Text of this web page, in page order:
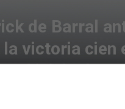
de Barral
la victoria cien
el inicio de
angustiosa